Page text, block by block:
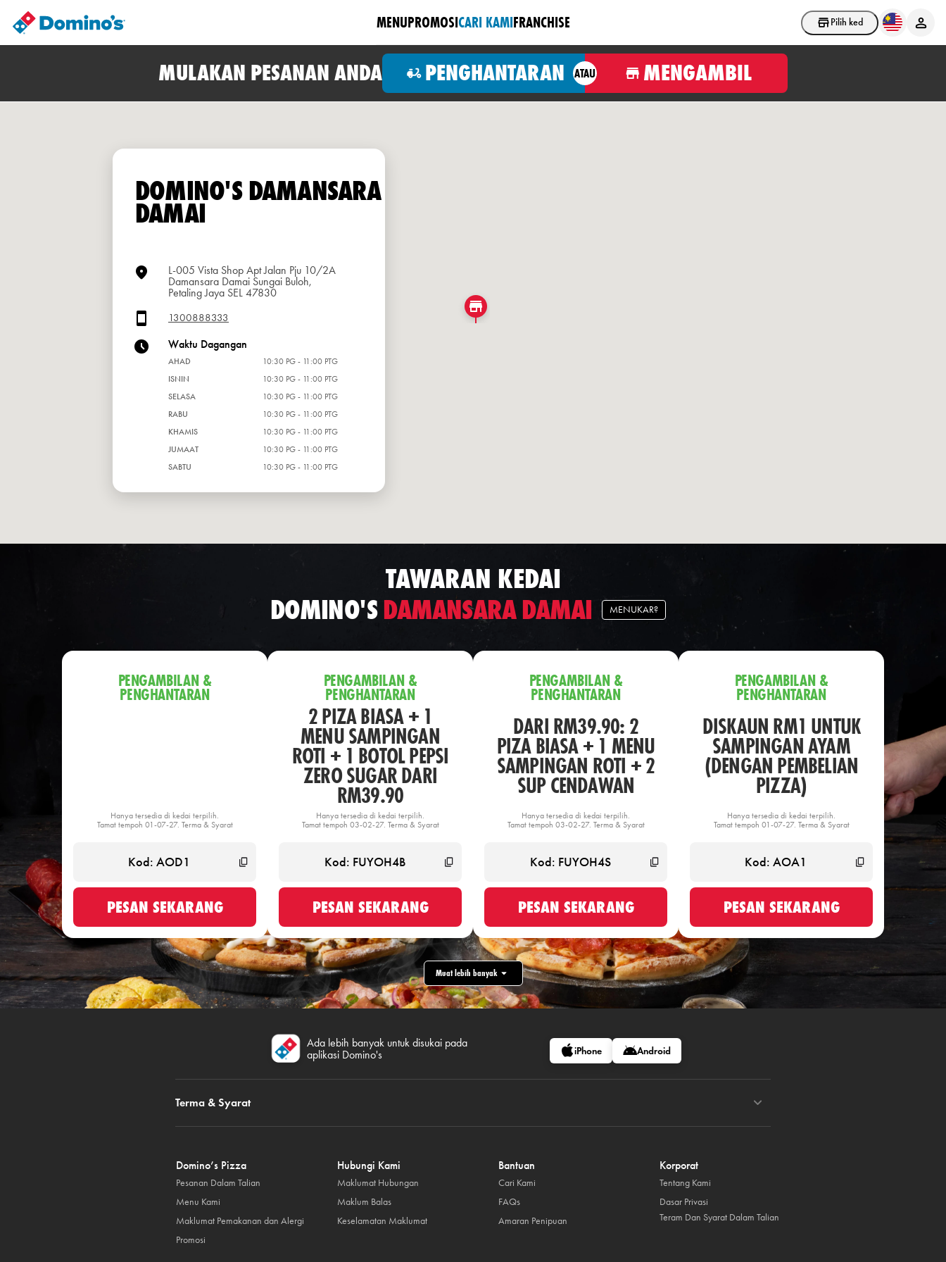
Pilih kedai
MENUPROMOSICARI KAMIFRANCHISE
MULAKAN PESANAN ANDA PENGHANTARAN ATAU MENGAMBIL
DOMINO'S DAMANSARA
DAMAI
L-005 Vista Shop Apt Jalan Pju 10/2A
Damansara Damai Sungai Buloh,
Petaling Jaya SEL 47830
1300888333
Waktu Dagangan
AHAD
10:30 PG - 11:00 PTG
ISNIN
10:30 PG - 11:00 PTG
SELASA
10:30 PG - 11:00 PTG
RABU
10:30 PG - 11:00 PTG
KHAMIS
10:30 PG - 11:00 PTG
JUMAAT
10:30 PG - 11:00 PTG
SABTU
10:30 PG - 11:00 PTG
TAWARAN KEDAI
DOMINO'SDAMANSARA DAMAI MENUKAR?
PENGAMBILAN &
PENGHANTARAN
Hanya tersedia di kedai terpilih.
Tamat tempoh 01-07-27. Terma & Syarat
PESAN SEKARANG
PENGAMBILAN &
PENGHANTARAN
2 PIZA BIASA + 1
MENU SAMPINGAN
ROTI + 1 BOTOL PEPSI
ZERO SUGAR DARI
RM39.90
Hanya tersedia di kedai terpilih.
Tamat tempoh 03-02-27. Terma & Syarat
PESAN SEKARANG
PENGAMBILAN &
PENGHANTARAN
DARI RM39.90: 2
PIZA BIASA + 1 MENU
SAMPINGAN ROTI + 2
SUP CENDAWAN
Hanya tersedia di kedai terpilih.
Tamat tempoh 03-02-27. Terma & Syarat
PESAN SEKARANG
PENGAMBILAN &
PENGHANTARAN
DISKAUN RM1 UNTUK
SAMPINGAN AYAM
(DENGAN PEMBELIAN
PIZZA)
Hanya tersedia di kedai terpilih.
Tamat tempoh 01-07-27. Terma & Syarat
PESAN SEKARANG
Muat lebih banyak
Ada lebih banyak untuk disukai pada
aplikasi Domino's
iPhone Android
Terma & Syarat
Domino’s Pizza
Pesanan Dalam Talian
Menu Kami
Maklumat Pemakanan dan Alergi
Promosi
Hubungi Kami
Maklumat Hubungan
Maklum Balas
Keselamatan Maklumat
Bantuan
Cari Kami
FAQs
Amaran Penipuan
Korporat
Tentang Kami
Dasar Privasi
Teram Dan Syarat Dalam Talian